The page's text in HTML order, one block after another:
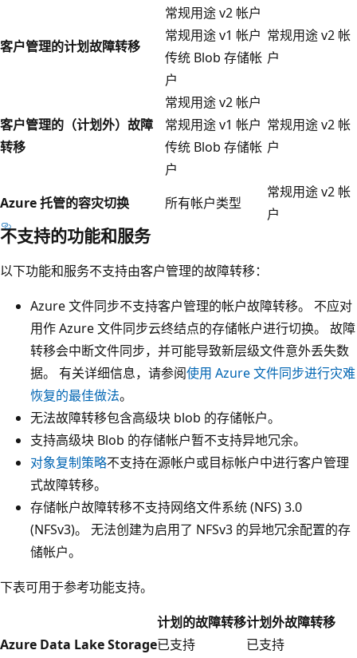
客户管理的计划故障转移
常规用途 v2 帐户
常规用途 v1 帐户
传统 Blob 存储帐
户
常规用途 v2 帐
户
客户管理的（计划外）故障
转移
常规用途 v2 帐户
常规用途 v1 帐户
传统 Blob 存储帐
户
常规用途 v2 帐
户
Azure 托管的容灾切换 所有帐户类型
常规用途 v2 帐
户
不支持的功能和服务
以下功能和服务不支持由客户管理的故障转移：
Azure 文件同步不支持客户管理的帐户故障转移。 不应对
用作 Azure 文件同步云终结点的存储帐户进行切换。 故障
转移会中断文件同步，并可能导致新层级文件意外丢失数
据。 有关详细信息，请参阅使用 Azure 文件同步进行灾难
恢复的最佳做法。
无法故障转移包含高级块 blob 的存储帐户。
支持高级块 Blob 的存储帐户暂不支持异地冗余。
对象复制策略不支持在源帐户或目标帐户中进行客户管理
式故障转移。
存储帐户故障转移不支持网络文件系统 (NFS) 3.0
(NFSv3)。 无法创建为启用了 NFSv3 的异地冗余配置的存
储帐户。
下表可用于参考功能支持。
计划的故障转移计划外故障转移
Azure Data Lake Storage已支持
已支持